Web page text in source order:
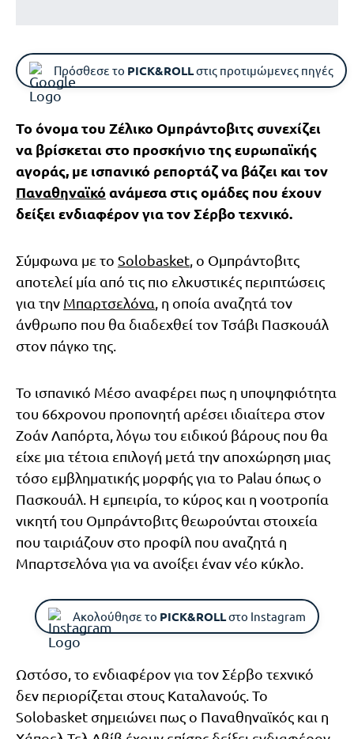
Πρόσθεσε το PICK&ROLLστις προτιμώμενες πηγές
Το όνομα του Ζέλικο Ομπράντοβιτς συνεχίζει
να βρίσκεται στο προσκήνιο της ευρωπαϊκής
αγοράς, με ισπανικό ρεπορτάζ να βάζει και τον
Παναθηναϊκό ανάμεσα στις ομάδες που έχουν
δείξει ενδιαφέρον για τον Σέρβο τεχνικό.
Σύμφωνα με το Solobasket , ο Ομπράντοβιτς
αποτελεί μία από τις πιο ελκυστικές περιπτώσεις
για την Μπαρτσελόνα , η οποία αναζητά τον
άνθρωπο που θα διαδεχθεί τον Τσάβι Πασκουάλ
στον πάγκο της.
Το ισπανικό Μέσο αναφέρει πως η υποψηφιότητα
του 66χρονου προπονητή αρέσει ιδιαίτερα στον
Ζοάν Λαπόρτα, λόγω του ειδικού βάρους που θα
είχε μια τέτοια επιλογή μετά την αποχώρηση μιας
τόσο εμβληματικής μορφής για το Palau όπως ο
Πασκουάλ. Η εμπειρία, το κύρος και η νοοτροπία
νικητή του Ομπράντοβιτς θεωρούνται στοιχεία
που ταιριάζουν στο προφίλ που αναζητά η
Μπαρτσελόνα για να ανοίξει έναν νέο κύκλο.
Ακολούθησε το PICK&ROLLστο Instagram
Ωστόσο, το ενδιαφέρον για τον Σέρβο τεχνικό
δεν περιορίζεται στους Καταλανούς. Το
Solobasket σημειώνει πως ο Παναθηναϊκός και η